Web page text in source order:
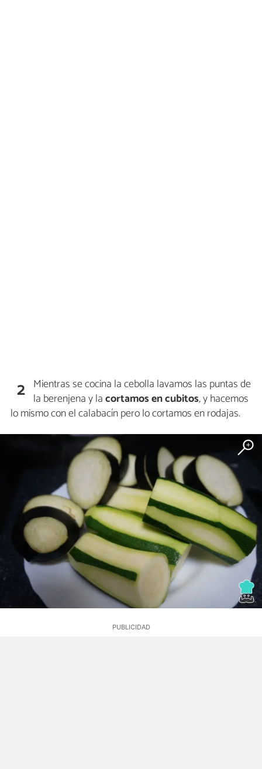
2 Mientras se cocina la cebolla lavamos las puntas de
la berenjena y lacortamos en cubitos, y hacemos
lo mismo con el calabacín pero lo cortamos en rodajas.